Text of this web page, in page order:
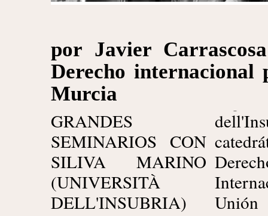
por Javier
Derecho internacional
Murcia
GRANDES
SEMINARIOS CON
SILIVA MARINO
(UNIVERSITÀ
DELL'INSUBRIA)
Unión